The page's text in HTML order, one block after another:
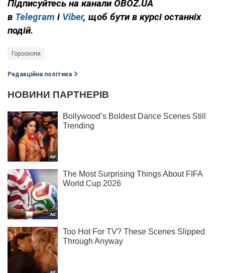
Підписуйтесь на канали OBOZ.UA
в Telegram і Viber, щоб бути в курсі останніх
подій.
Гороскопи
Редакційна політика